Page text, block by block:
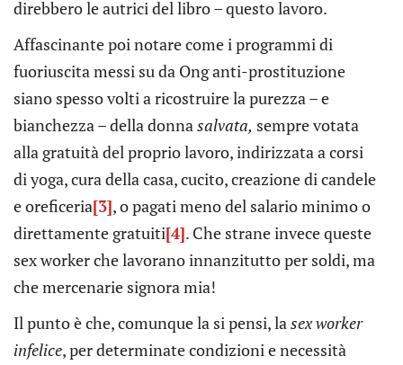
direbbero le autrici del libro – questo lavoro.
Affascinante poi notare come i programmi di
fuoriuscita messi su da Ong anti-prostituzione
siano spesso volti a ricostruire la purezza – e
bianchezza – della donnasalvata, sempre votata
alla gratuità del proprio lavoro, indirizzata a corsi
di yoga, cura della casa, cucito, creazione di candele
e oreficeria[3], o pagati meno del salario minimo o
direttamente gratuiti[4]. Che strane invece queste
sex worker che lavorano innanzitutto per soldi, ma
che mercenarie signora mia!
Il punto è che, comunque la si pensi, lasex worker
infelice, per determinate condizioni e necessità